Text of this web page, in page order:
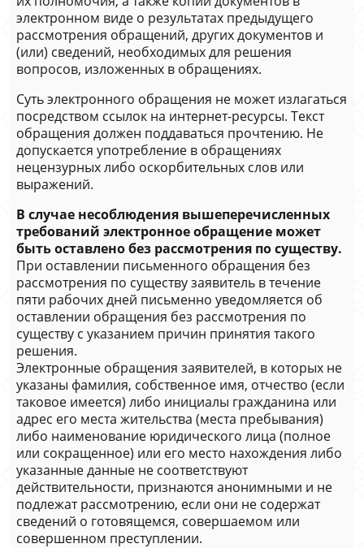
электронном виде о результатах предыдущего
рассмотрения обращений, других документов и
(или) сведений, необходимых для решения
вопросов, изложенных в обращениях.
Суть электронного обращения не может излагаться
посредством ссылок на интернет-ресурсы. Текст
обращения должен поддаваться прочтению. Не
допускается употребление в обращениях
нецензурных либо оскорбительных слов или
выражений.
В случае несоблюдения вышеперечисленных
требований электронное обращение может
быть оставлено без рассмотрения по существу.
При оставлении письменного обращения без
рассмотрения по существу заявитель в течение
пяти рабочих дней письменно уведомляется об
оставлении обращения без рассмотрения по
существу с указанием причин принятия такого
решения.
Электронные обращения заявителей, в которых не
указаны фамилия, собственное имя, отчество (если
таковое имеется) либо инициалы гражданина или
адрес его места жительства (места пребывания)
либо наименование юридического лица (полное
или сокращенное) или его место нахождения либо
указанные данные не соответствуют
действительности, признаются анонимными и не
подлежат рассмотрению, если они не содержат
сведений о готовящемся, совершаемом или
совершенном преступлении.